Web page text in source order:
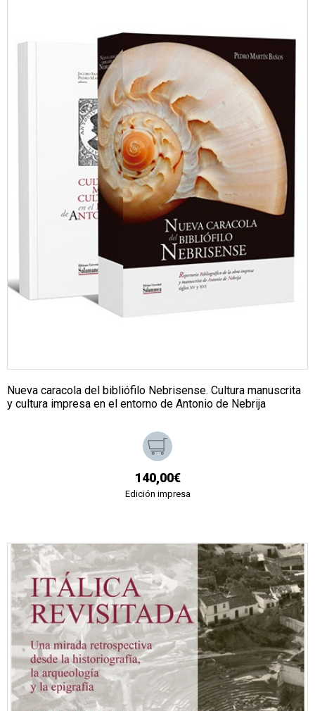
Nueva caracola del bibliófilo Nebrisense. Cultura manuscrita
y cultura impresa en el entorno de Antonio de Nebrija
140,00€
Edición impresa